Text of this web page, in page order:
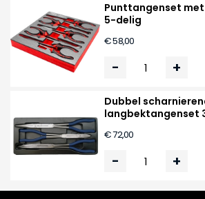
Punttangenset
5-delig
€ 58,00
- +
Dubbel
langbektangenset
€ 72,00
- +